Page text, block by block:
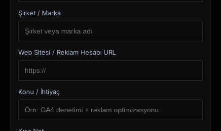
Şirket / Marka
Web Sitesi / Reklam Hesabı URL
Konu / İhtiyaç